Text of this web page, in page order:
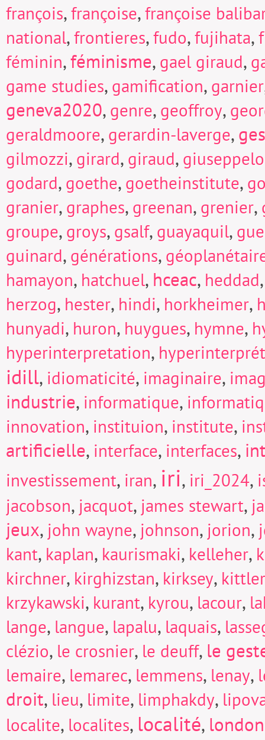
françois,françoise,françoise
national,frontieres,fudo,fujihata,
féminin,féminisme, gael giraud,
game studies, gamification, garnier
geneva2020, genre, geoffroy,
geraldmoore, gerardin-laverge,
gilmozzi, girard, giraud,
godard, goethe, goetheinstitute,
granier, graphes, greenan, grenier,
groupe, groys, gsalf, guayaquil,
guinard, générations,
hamayon, hatchuel, hceac, heddad
herzog, hester, hindi, horkheimer,
hunyadi, huron, huygues, hymne,
hyperinterpretation,
idill, idiomaticité, imaginaire,
industrie, informatique,
innovation, instituion, institute,
artificielle, interface, interfaces,
investissement, iran, iri, iri_2024,
jacobson, jacquot, james stewart,
jeux, john wayne, johnson, jorion,
kant, kaplan, kaurismaki, kelleher,
kirchner, kirghizstan, kirksey, kittler
krzykawski, kurant, kyrou, lacour,
lange, langue, lapalu, laquais,
clézio, le crosnier, le deuff, le
lemaire, lemarec, lemmens, lenay,
droit, lieu, limite, limphakdy,
localite, localites, localité, london